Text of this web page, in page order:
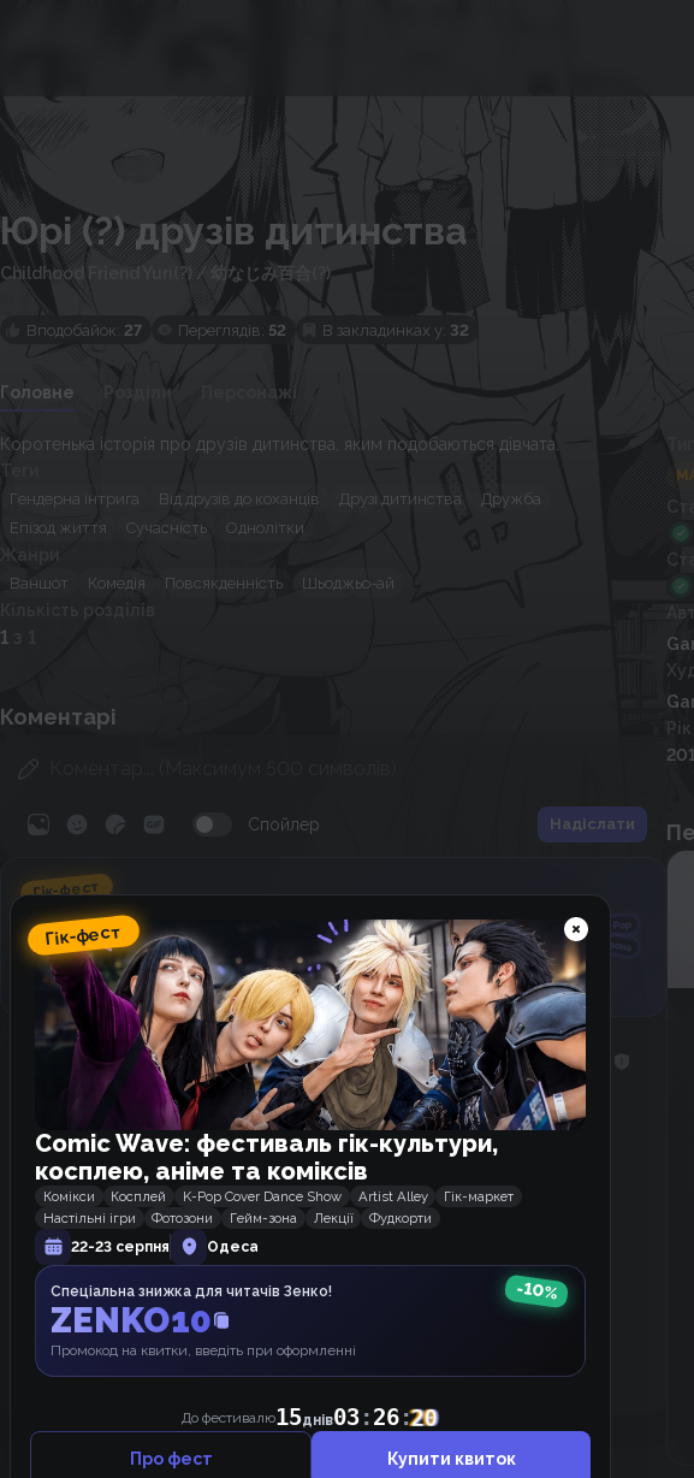
Юрі (?) друзів дитинства
Childhood Friend Yuri(?) / 幼なじみ百合(?)
Вподобайок: 27 Переглядів: 52 В закладинках у: 32
Головне Розділи Персонажі
Коротенька історія про друзів дитинства, яким подобаються дівчата.
Теги
Гендерна інтрига Від друзів до коханців Друзі дитинства
Дружба
Епізод життя
Сучасність Однолітки
Жанри
Ваншот Комедія Повсякденність Шьоджьо-ай
Кількість розділів
1 з 1
Коментарі
Спойлер Надіслати
Гік-фест
Comic Wave: фестиваль гік-
культури, косплею, аніме та
коміксів
До фестивалю15 днів03:26:20
✞ALUCARD✞ Мисливець 6 місяців тому
Дякую "Ічіґо" за роботу над цим ваншотом
Тип
Гік-фест
Comic Wave: фестиваль гік-культури,
косплею, аніме та коміксів
Комікси Косплей K-Pop Cover Dance Show Artist Alley
Гік-маркет
Настільні ігри
Фотозони Гейм-зона Лекції
Фудкорти
22-23 серпня
Одеса
Спеціальна знижка для читачів Зенко!
ZENKO10
Промокод на квитки, введіть при оформленні
-10%
До фестивалю15днів03:26:20
Про фест Купити квиток